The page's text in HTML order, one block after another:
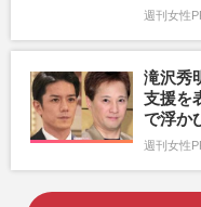
週刊女性
滝沢秀
支援を
で浮か
週刊女性